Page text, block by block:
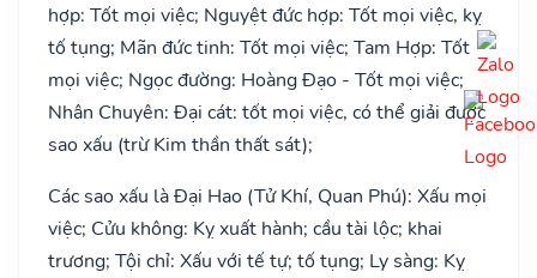
hợp: Tốt mọi việc; Nguyệt đức hợp: Tốt mọi việc, kỵ
tố tụng; Mãn đức tinh: Tốt mọi việc; Tam Hợp: Tốt
mọi việc; Ngọc đường: Hoàng Đạo - Tốt mọi việc;
Nhân Chuyên: Đại cát: tốt mọi việc, có thể giải được
sao xấu (trừ Kim thần thất sát);
Các sao xấu là Đại Hao (Tử Khí, Quan Phú): Xấu mọi
việc; Cửu không: Kỵ xuất hành; cầu tài lộc; khai
trương; Tội chỉ: Xấu với tế tự; tố tụng; Ly sàng: Kỵ